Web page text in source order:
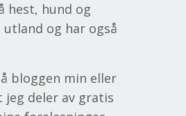
hest, hund og
og har også
bloggen min eller
jeg deler av gratis